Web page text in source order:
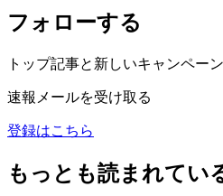
フォローする
トップ記事と新しいキャンペー
速報メールを受け取る
登録はこちら
もっとも読まれてい